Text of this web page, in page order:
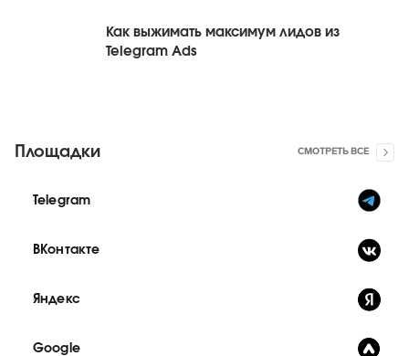
Как выжимать максимум лидов из
Telegram Ads
Площадки СМОТРЕТЬ ВСЕ
Telegram
ВКонтакте
Яндекс
Google